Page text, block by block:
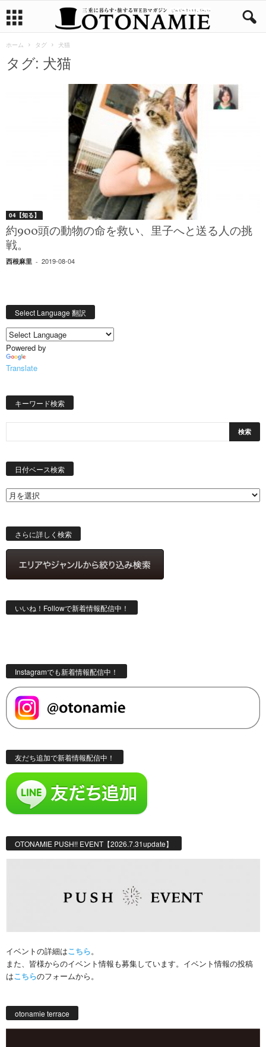
ホーム タグ 犬猫
タグ: 犬猫
04【知る】
約900頭の動物の命を救い、里子へと送る人の挑
戦。
西根麻里 - 2019-08-04
Select Language 翻訳
Powered by
Translate
キーワード検索
日付ベース検索
さらに詳しく検索
いいね！Followで新着情報配信中！
Instagramでも新着情報配信中！
友だち追加で新着情報配信中！
OTONAMIE PUSH!! EVENT【2026.7.31update】
イベントの詳細はこちら。
また、皆様からのイベント情報も募集しています。イベント情報の投稿
はこちらのフォームから。
otonamie terrace